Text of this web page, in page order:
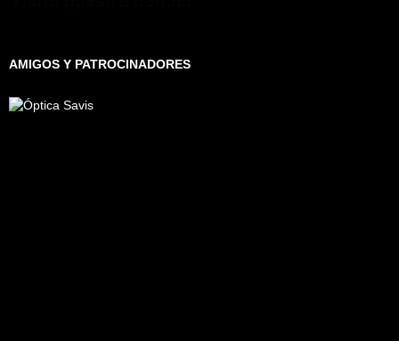
AMIGOS Y PATROCINADORES